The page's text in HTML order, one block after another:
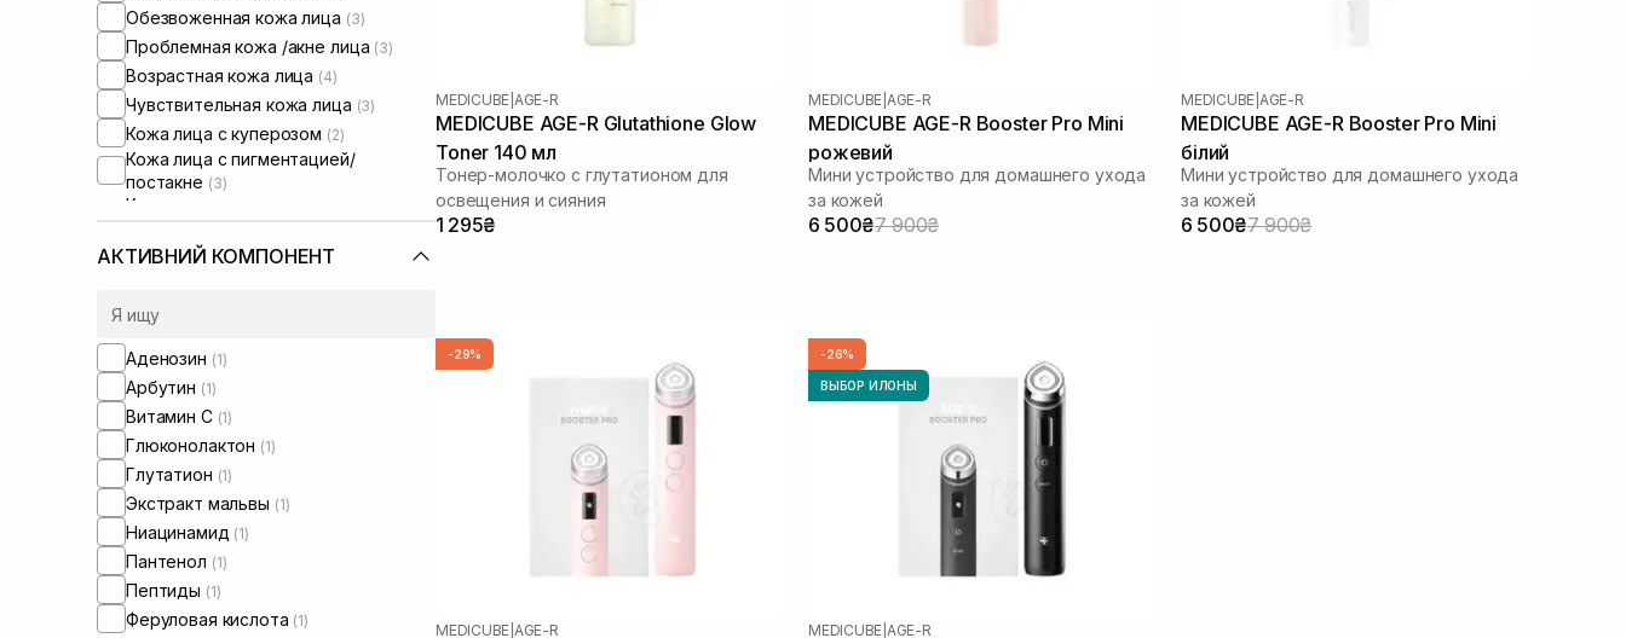
Обезвоженная кожа лица (3)
Проблемная кожа /акне лица (3)
Возрастная кожа лица (4)
Чувствительная кожа лица (3)
Кожа лица с куперозом (2)
Кожа лица с пигментацией/
постакне (3)
Кожа лица с расширенными порами
Кожа лица с нарушенным
микробиомом
АКТИВНИЙ КОМПОНЕНТ
Аденозин (1)
Арбутин (1)
Витамин C (1)
Глюконолактон (1)
Глутатион (1)
Экстракт мальвы (1)
Ниацинамид (1)
Пантенол (1)
Пептиды (1)
Феруловая кислота (1)
MEDICUBE AGE-R
MEDICUBE AGE-R Glutathione Glow
Toner 140 мл
Тонер-молочко с глутатионом для
освещения и сияния
1 295₴
MEDICUBE AGE-R
MEDICUBE AGE-R Booster Pro Mini
рожевий
Мини устройство для домашнего ухода
за кожей
6 500₴7 900₴
MEDICUBE AGE-R
MEDICUBE AGE-R Booster Pro Mini
білий
Мини устройство для домашнего ухода
за кожей
6 500₴7 900₴
-29%
MEDICUBE AGE-R
-26%
ВЫБОР ИЛОНЫ
MEDICUBE AGE-R